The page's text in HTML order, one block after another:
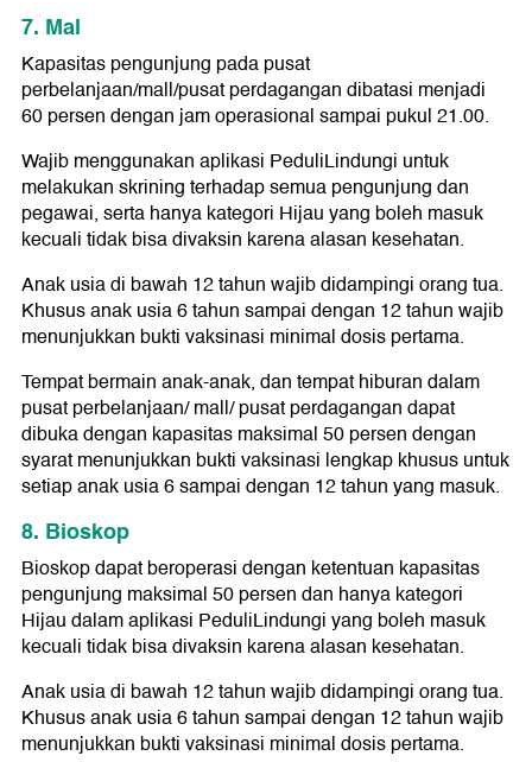
7. Mal
Kapasitas pengunjung pada pusat
perbelanjaan/mall/pusat perdagangan dibatasi menjadi
60 persen dengan jam operasional sampai pukul 21.00.
Wajib menggunakan aplikasi PeduliLindungi untuk
melakukan skrining terhadap semua pengunjung dan
pegawai, serta hanya kategori Hijau yang boleh masuk
kecuali tidak bisa divaksin karena alasan kesehatan.
Anak usia di bawah 12 tahun wajib didampingi orang tua.
Khusus anak usia 6 tahun sampai dengan 12 tahun wajib
menunjukkan bukti vaksinasi minimal dosis pertama.
Tempat bermain anak-anak, dan tempat hiburan dalam
pusat perbelanjaan/ mall/ pusat perdagangan dapat
dibuka dengan kapasitas maksimal 50 persen dengan
syarat menunjukkan bukti vaksinasi lengkap khusus untuk
setiap anak usia 6 sampai dengan 12 tahun yang masuk.
8. Bioskop
Bioskop dapat beroperasi dengan ketentuan kapasitas
pengunjung maksimal 50 persen dan hanya kategori
Hijau dalam aplikasi PeduliLindungi yang boleh masuk
kecuali tidak bisa divaksin karena alasan kesehatan.
Anak usia di bawah 12 tahun wajib didampingi orang tua.
Khusus anak usia 6 tahun sampai dengan 12 tahun wajib
menunjukkan bukti vaksinasi minimal dosis pertama.